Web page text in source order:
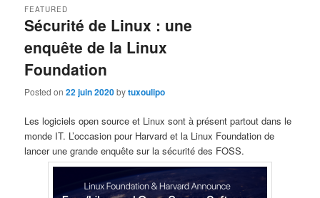
Sécurité de Linux : une
enquête de la Linux
Foundation
FEATURED
Posted on22 juin 2020bytuxoulipo
Les logiciels open source et Linux sont à présent partout dans le
monde IT. L’occasion pour Harvard et la Linux Foundation de
lancer une grande enquête sur la sécurité des FOSS.